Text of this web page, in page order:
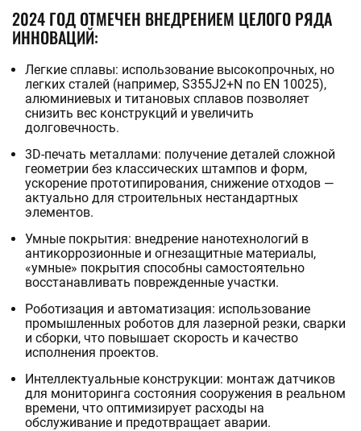
2024 ГОД ОТМЕЧЕН ВНЕДРЕНИЕМ ЦЕЛОГО РЯДА
ИННОВАЦИЙ:
Легкие сплавы: использование высокопрочных, но
легких сталей (например, S355J2+N по EN 10025),
алюминиевых и титановых сплавов позволяет
снизить вес конструкций и увеличить
долговечность.
3D-печать металлами: получение деталей сложной
геометрии без классических штампов и форм,
ускорение прототипирования, снижение отходов —
актуально для строительных нестандартных
элементов.
Умные покрытия: внедрение нанотехнологий в
антикоррозионные и огнезащитные материалы,
«умные» покрытия способны самостоятельно
восстанавливать поврежденные участки.
Роботизация и автоматизация: использование
промышленных роботов для лазерной резки, сварки
и сборки, что повышает скорость и качество
исполнения проектов.
Интеллектуальные конструкции: монтаж датчиков
для мониторинга состояния сооружения в реальном
времени, что оптимизирует расходы на
обслуживание и предотвращает аварии.